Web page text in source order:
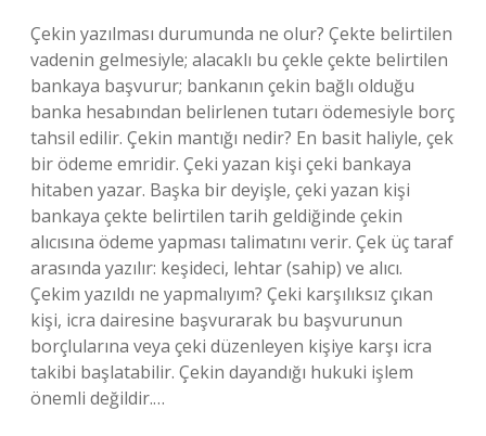
Çekin yazılması durumunda ne olur? Çekte belirtilen
vadenin gelmesiyle; alacaklı bu çekle çekte belirtilen
bankaya başvurur; bankanın çekin bağlı olduğu
banka hesabından belirlenen tutarı ödemesiyle borç
tahsil edilir. Çekin mantığı nedir? En basit haliyle, çek
bir ödeme emridir. Çeki yazan kişi çeki bankaya
hitaben yazar. Başka bir deyişle, çeki yazan kişi
bankaya çekte belirtilen tarih geldiğinde çekin
alıcısına ödeme yapması talimatını verir. Çek üç taraf
arasında yazılır: keşideci, lehtar (sahip) ve alıcı.
Çekim yazıldı ne yapmalıyım? Çeki karşılıksız çıkan
kişi, icra dairesine başvurarak bu başvurunun
borçlularına veya çeki düzenleyen kişiye karşı icra
takibi başlatabilir. Çekin dayandığı hukuki işlem
önemli değildir.…